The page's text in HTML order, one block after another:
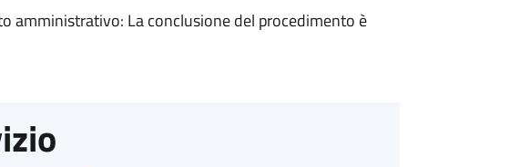
amministrativo: La conclusione del procedimento è